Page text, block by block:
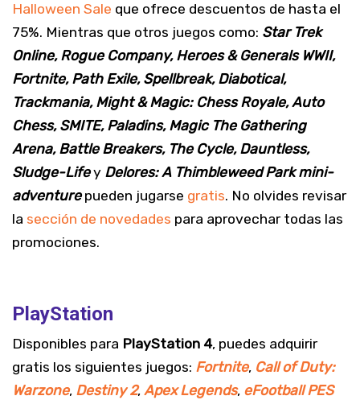
Halloween Sale que ofrece descuentos de hasta el
75%. Mientras que otros juegos como: Star Trek
Online, Rogue Company, Heroes & Generals WWII,
Fortnite, Path Exile, Spellbreak, Diabotical,
Trackmania, Might & Magic: Chess Royale, Auto
Chess, SMITE, Paladins, Magic The Gathering
Arena, Battle Breakers, The Cycle, Dauntless,
Sludge-Lifey Delores: A Thimbleweed Park mini-
adventurepueden jugarse gratis. No olvides revisar
la sección de novedades para aprovechar todas las
promociones.
PlayStation
Disponibles para PlayStation 4, puedes adquirir
gratis los siguientes juegos: Fortnite, Call of Duty:
Warzone, Destiny 2, Apex Legends, eFootball PES